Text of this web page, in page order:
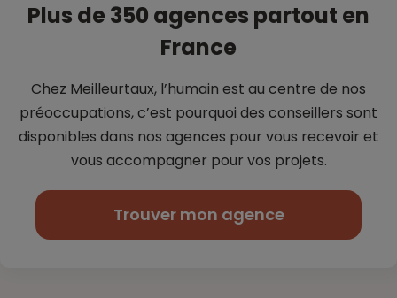
Plus de 350 agences partout en
France
Chez Meilleurtaux, l’humain est au centre de nos
préoccupations, c’est pourquoi des conseillers sont
disponibles dans nos agences pour vous recevoir et
vous accompagner pour vos projets.
Trouver mon agence